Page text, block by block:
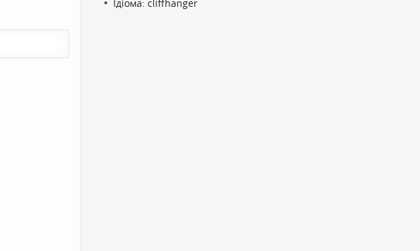
Ідіома: cliffhanger